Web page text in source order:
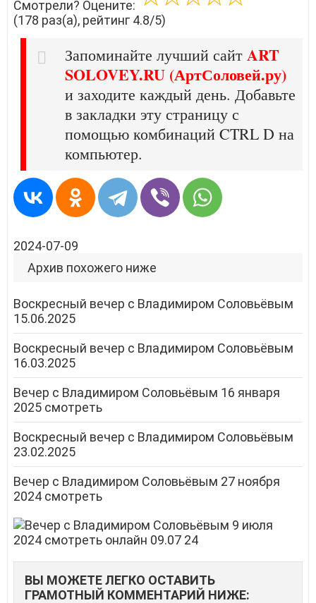
Смотрели? Оцените:
(178 раз(а), рейтинг 4.8/5)
Запоминайте лучший сайт ART
SOLOVEY.RU (АртСоловей.ру)
и заходите каждый день. Добавьте
в закладки эту страницу с
помощью комбинаций CTRL D на
компьютер.
2024-07-09
Архив похожего ниже
Воскресный вечер с Владимиром Соловьёвым
15.06.2025
Воскресный вечер с Владимиром Соловьёвым
16.03.2025
Вечер с Владимиром Соловьёвым 16 января
2025 смотреть
Воскресный вечер с Владимиром Соловьёвым
23.02.2025
Вечер с Владимиром Соловьёвым 27 ноября
2024 смотреть
ВЫ МОЖЕТЕ ЛЕГКО ОСТАВИТЬ
ГРАМОТНЫЙ КОММЕНТАРИЙ НИЖЕ: